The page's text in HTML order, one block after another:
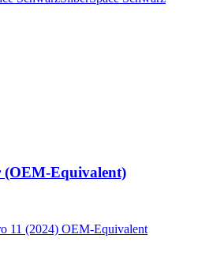
(OEM-Equivalent)
11 (2024) OEM-Equivalent